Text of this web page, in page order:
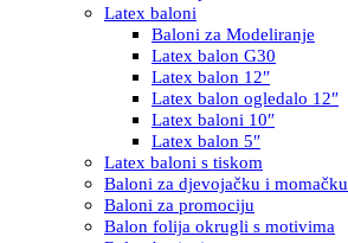
Latex baloni
Baloni za Modeliranje
Latex balon G30
Latex balon 12″
Latex balon ogledalo 12″
Latex baloni 10″
Latex balon 5″
Latex baloni s tiskom
Baloni za djevojačku i momačku
Baloni za promociju
Balon folija okrugli s motivima